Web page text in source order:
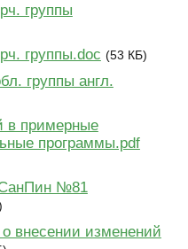
группы
группы.doc (53 КБ)
группы англ.
в примерные
программы.pdf
№81
внесении изменений